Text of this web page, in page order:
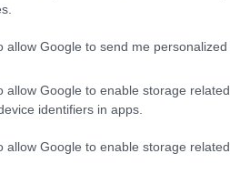
allow Google to send me personalized
allow Google to enable storage
identifiers in apps.
allow Google to enable storage
gyártásra állnak át
Cyber azt is
megvalósítani egy
követően. A vállalat
az ellátási lánc